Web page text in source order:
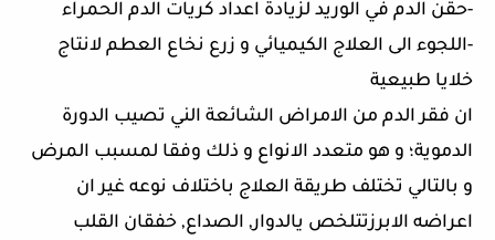
-حقن الدم في الوريد لزيادة اعداد كريات الدم الحمراء
-اللجوء الى العلاج الكيميائي و زرع نخاع العطم لانتاج
خلايا طبيعية
ان فقر الدم من الامراض الشائعة الني تصيب الدورة
الدموية؛ و هو متعدد الانواع و ذلك وفقا لمسبب المرض
و بالتالي تختلف طريقة العلاج باختلاف نوعه غير ان
اعراضه الابرزتتلخص يالدوار, الصداع, خفقان القلب